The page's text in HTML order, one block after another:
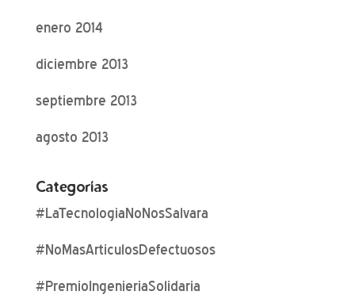
enero 2014
diciembre 2013
septiembre 2013
agosto 2013
Categorías
#LaTecnologiaNoNosSalvara
#NoMasArticulosDefectuosos
#PremioIngenieriaSolidaria